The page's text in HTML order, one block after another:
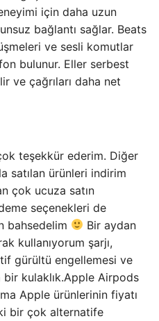
için daha uzun
bağlantı sağlar. Beats
ve sesli komutlar
bulunur. Eller serbest
ve çağrıları daha net
teşekkür ederim. Diğer
satılan ürünleri indirim
çok ucuza satın
seçenekleri de
bahsedelim
Bir aydan
kullanıyorum şarjı,
gürültü engellemesi ve
kulaklık.Apple Airpods
Apple ürünlerinin fiyatı
bir çok alternatife